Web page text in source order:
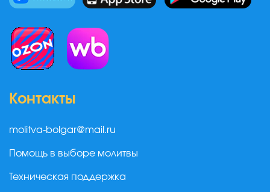
Контакты
molitva-bolgar@mail.ru
Помощь в выборе молитвы
Техническая поддержка